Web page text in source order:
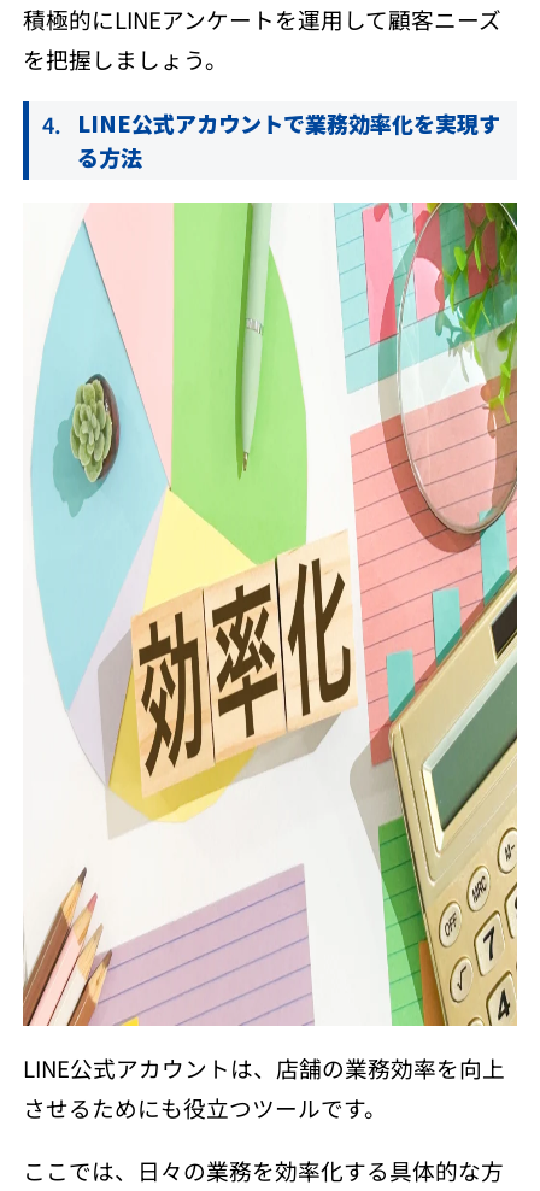
積極的にLINEアンケートを運用して顧客ニーズ
を把握しましょう。
LINE公式アカウントで業務効率化を実現す
る方法
LINE公式アカウントは、店舗の業務効率を向上
させるためにも役立つツールです。
ここでは、日々の業務を効率化する具体的な方